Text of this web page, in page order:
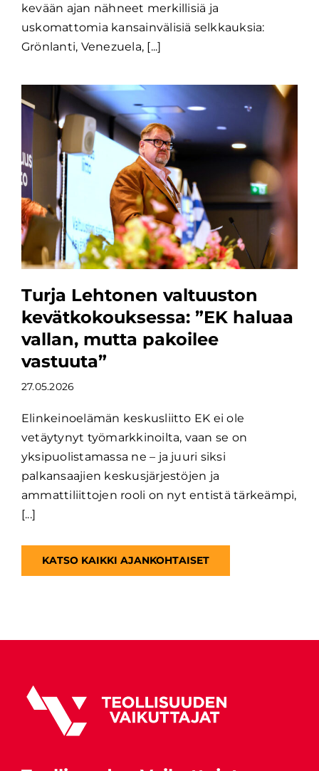
kevään ajan nähneet merkillisiä ja
uskomattomia kansainvälisiä selkkauksia:
Grönlanti, Venezuela, [...]
Turja Lehtonen valtuuston
kevätkokouksessa: ”EK haluaa
vallan, mutta pakoilee
vastuuta”
27.05.2026
Elinkeinoelämän keskusliitto EK ei ole
vetäytynyt työmarkkinoilta, vaan se on
yksipuolistamassa ne – ja juuri siksi
palkansaajien keskusjärjestöjen ja
ammattiliittojen rooli on nyt entistä tärkeämpi,
[...]
KATSO KAIKKI AJANKOHTAISET